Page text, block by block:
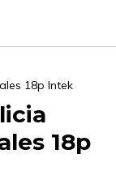
18p Intek
18p